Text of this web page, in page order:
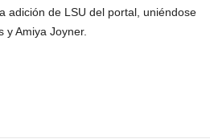
adición de LSU del portal, uniéndose
y Amiya Joyner.